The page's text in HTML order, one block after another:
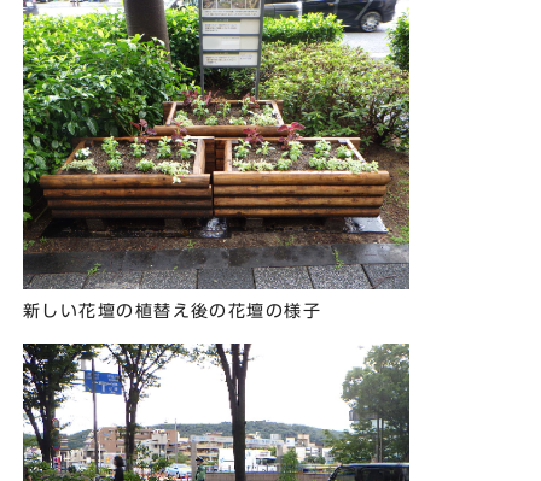
新しい花壇の植替え後の花壇の様子